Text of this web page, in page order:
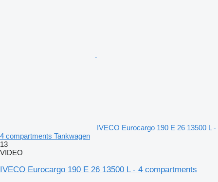
IVECO Eurocargo 190 E 26 13500 L -
4 compartments Tankwagen
13
VIDEO
IVECO Eurocargo 190 E 26 13500 L - 4 compartments